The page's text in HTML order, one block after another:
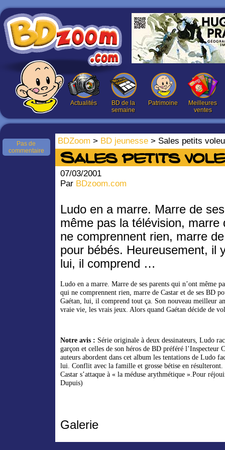
Actualités
BD de la
semaine
Patrimoine
Meilleures
ventes
BDZoom > BD jeunesse > Sales petits
Pas de
commentaire
Sales petits
07/03/2001
Par BDzoom.com
Ludo en a marre. Marre de
même pas la télévision, marre
ne comprennent rien, marre
pour bébés. Heureusement, il
lui, il comprend …
Ludo en a marre. Marre de ses parents qui n’ont même
qui ne comprennent rien, marre de Castar et de ses BD
Gaétan, lui, il comprend tout ça. Son nouveau meilleur
vraie vie, les vrais jeux. Alors quand Gaétan décide de
Notre avis : Série originale à deux dessinateurs, Ludo
garçon et celles de son héros de BD préféré l’Inspecteur
auteurs abordent dans cet album les tentations de Ludo
lui. Conflit avec la famille et grosse bétise en résulteront.
Castar s’attaque à « la méduse arythmétique ».Pour
Dupuis)
Galerie